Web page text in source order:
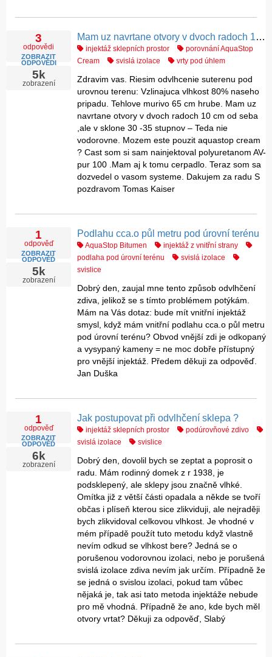
3
odpovědi
ZOBRAZIT
ODPOVĚDI
5k
zobrazení
Mam uz navrtane otvory v dvoch radoch 10 cm od seba ,ale v sklone 30 -35 stupnov, mozem pouzit aquastop cream ?
injektáž sklepních prostor
porovnání AquaStop
Cream
svislá izolace vrty pod úhlem
Zdravim vas. Riesim odvlhcenie suterenu pod
urovnou terenu: Vzlinajuca vlhkost 80% naseho
pripadu. Tehlove murivo 65 cm hrube. Mam uz
navrtane otvory v dvoch radoch 10 cm od seba
,ale v sklone 30 -35 stupnov – Teda nie
vodorovne. Mozem este pouzit aquastop cream
? Cast som si sam nainjektoval polyuretanom AV-
pur 100 .Mam aj k tomu cerpadlo. Teraz som sa
dozvedel o vasom systeme. Dakujem za radu S
pozdravom Tomas Kaiser
1
odpověď
ZOBRAZIT
ODPOVĚĎ
5k
zobrazení
Podlahu cca.o půl metru pod úrovní terénu
AquaStop Bitumen
injektáž z vnitřní strany
podlaha pod úrovní terénu
svislá izolace
svislice
Dobrý den, zaujal mne tento způsob odvlhčení
zdiva, jelikož se s tímto problémem potýkám.
Mám na Vás dotaz: bude mít vnitřní injektáž
smysl, když mám vnitřní podlahu cca.o půl metru
pod úrovní terénu? Obvod vnější zdi je odkopaný
a vysypaný kameny = ne moc dobře přístupný
pro vnější injektáž. Předem děkuji za odpověď.
Jan Duška
1
odpověď
ZOBRAZIT
ODPOVĚĎ
6k
zobrazení
Jak postupovat při odvlhčení sklepa ?
injektáž sklepních prostor
podúrovňové zdivo
svislá izolace
svislice
Dobrý den, dovolil bych se zeptat a poprosit o
radu. Mám rodinný domek z r 1938, je
podsklepený, ale sklepy jsou značně vlhké.
Omítka již z větší části opadala a někde se tvoří
občas i plíseň kterou sice zlikviduji, ale nejraději
bych zlikvidoval celkovou vlhkost. Je vhodné v
mém případě použít tuto metodu když vlastně
nevím odkud se vlhkost bere? Jedná se o
porušenou vodorovnou izolaci, nebo je porušená
svislá izolace zdiva nevím jak určím. Případně že
se jedná o svislou izolaci, pokud tam vůbec
nějaká je, tak asi tato metoda injektáže nebude
pro mě vhodná. Případně že ano, kde bych měl
otvory vrtat? Děkuji za odpověď, Slabý